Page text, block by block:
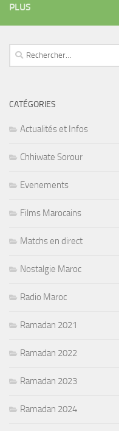
PLUS
Rechercher :
CATÉGORIES
Actualités et Infos
Chhiwate Sorour
Evenements
Films Marocains
Matchs en direct
Nostalgie Maroc
Radio Maroc
Ramadan 2021
Ramadan 2022
Ramadan 2023
Ramadan 2024